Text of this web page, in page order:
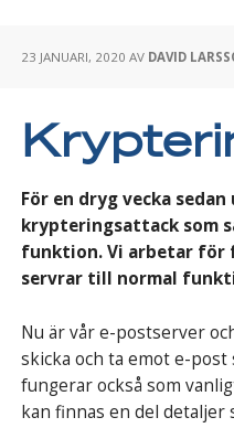
23 JANUARI, 2020 AV DAVID
För en dryg vecka
krypteringsattack som
funktion. Vi arbetar
servrar till normal
Nu är vår e-postserver
skicka och ta emot e-post
fungerar också som
kan finnas en del